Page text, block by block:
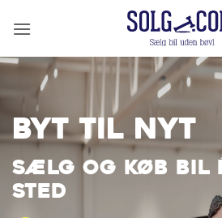
BYT TIL NYT
SÆLG OG KØB BIL
STED